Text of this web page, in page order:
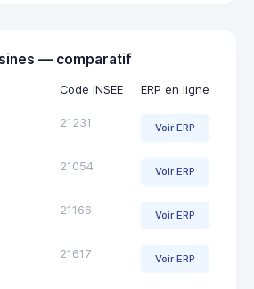
— comparatif
Code INSEE ERP en ligne
21231 Voir ERP
21054 Voir ERP
21166 Voir ERP
21617 Voir ERP